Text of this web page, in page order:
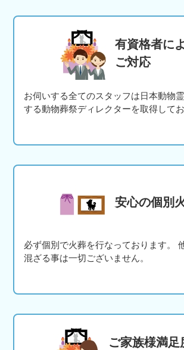
有資格者に
ご対応
お伺いする全てのスタッフは日本動物
する動物葬祭ディレクターを取得してお
安心の個別
必ず個別で火葬を行なっております。
混ざる事は一切ございません。
ご家族様満足